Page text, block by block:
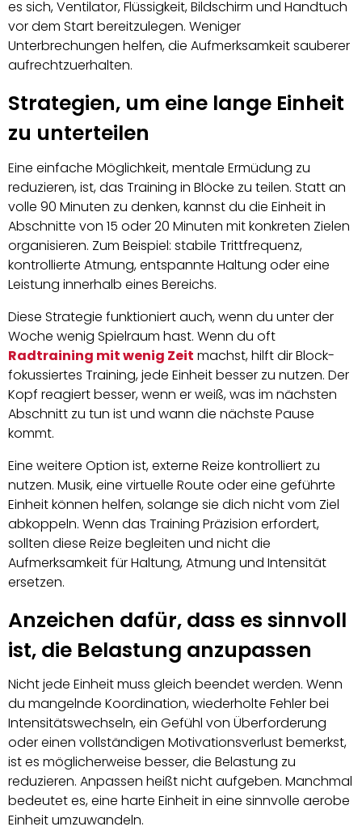
es sich, Ventilator, Flüssigkeit, Bildschirm und Handtuch
vor dem Start bereitzulegen. Weniger
Unterbrechungen helfen, die Aufmerksamkeit sauberer
aufrechtzuerhalten.
Strategien, um eine lange Einheit
zu unterteilen
Eine einfache Möglichkeit, mentale Ermüdung zu
reduzieren, ist, das Training in Blöcke zu teilen. Statt an
volle 90 Minuten zu denken, kannst du die Einheit in
Abschnitte von 15 oder 20 Minuten mit konkreten Zielen
organisieren. Zum Beispiel: stabile Trittfrequenz,
kontrollierte Atmung, entspannte Haltung oder eine
Leistung innerhalb eines Bereichs.
Diese Strategie funktioniert auch, wenn du unter der
Woche wenig Spielraum hast. Wenn du oft
Radtraining mit wenig Zeit machst, hilft dir Block-
fokussiertes Training, jede Einheit besser zu nutzen. Der
Kopf reagiert besser, wenn er weiß, was im nächsten
Abschnitt zu tun ist und wann die nächste Pause
kommt.
Eine weitere Option ist, externe Reize kontrolliert zu
nutzen. Musik, eine virtuelle Route oder eine geführte
Einheit können helfen, solange sie dich nicht vom Ziel
abkoppeln. Wenn das Training Präzision erfordert,
sollten diese Reize begleiten und nicht die
Aufmerksamkeit für Haltung, Atmung und Intensität
ersetzen.
Anzeichen dafür, dass es sinnvoll
ist, die Belastung anzupassen
Nicht jede Einheit muss gleich beendet werden. Wenn
du mangelnde Koordination, wiederholte Fehler bei
Intensitätswechseln, ein Gefühl von Überforderung
oder einen vollständigen Motivationsverlust bemerkst,
ist es möglicherweise besser, die Belastung zu
reduzieren. Anpassen heißt nicht aufgeben. Manchmal
bedeutet es, eine harte Einheit in eine sinnvolle aerobe
Einheit umzuwandeln.